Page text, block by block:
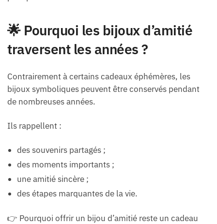
🌟 Pourquoi les bijoux d’amitié
traversent les années ?
Contrairement à certains cadeaux éphémères, les
bijoux symboliques peuvent être conservés pendant
de nombreuses années.
Ils rappellent :
des souvenirs partagés ;
des moments importants ;
une amitié sincère ;
des étapes marquantes de la vie.
👉 Pourquoi offrir un bijou d’amitié reste un cadeau